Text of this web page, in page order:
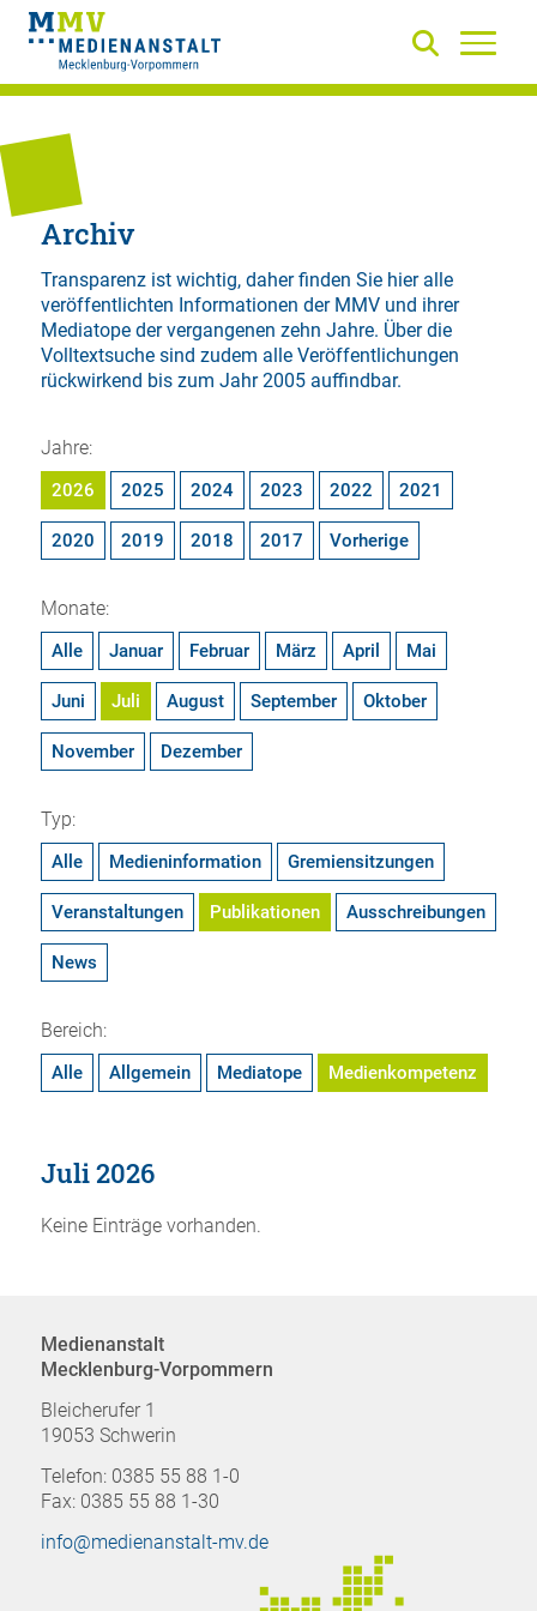
Archiv
Transparenz ist wichtig, daher finden Sie hier alle
veröffentlichten Informationen der MMV und ihrer
Mediatope der vergangenen zehn Jahre. Über die
Volltextsuchesind zudem alle Veröffentlichungen
rückwirkend bis zum Jahr 2005 auffindbar.
Jahre:
2026 2025 2024 2023 2022 2021
2020 2019 2018 2017 Vorherige
Monate:
Alle Januar Februar März April Mai
Juni Juli August September Oktober
November Dezember
Typ:
Alle Medieninformation Gremiensitzungen
Veranstaltungen Publikationen Ausschreibungen
News
Bereich:
Alle Allgemein Mediatope Medienkompetenz
Juli 2026
Keine Einträge vorhanden.
Medienanstalt
Mecklenburg-Vorpommern
Bleicherufer 1
19053 Schwerin
Telefon: 0385 55 88 1-0
Fax: 0385 55 88 1-30
info@medienanstalt-mv.de